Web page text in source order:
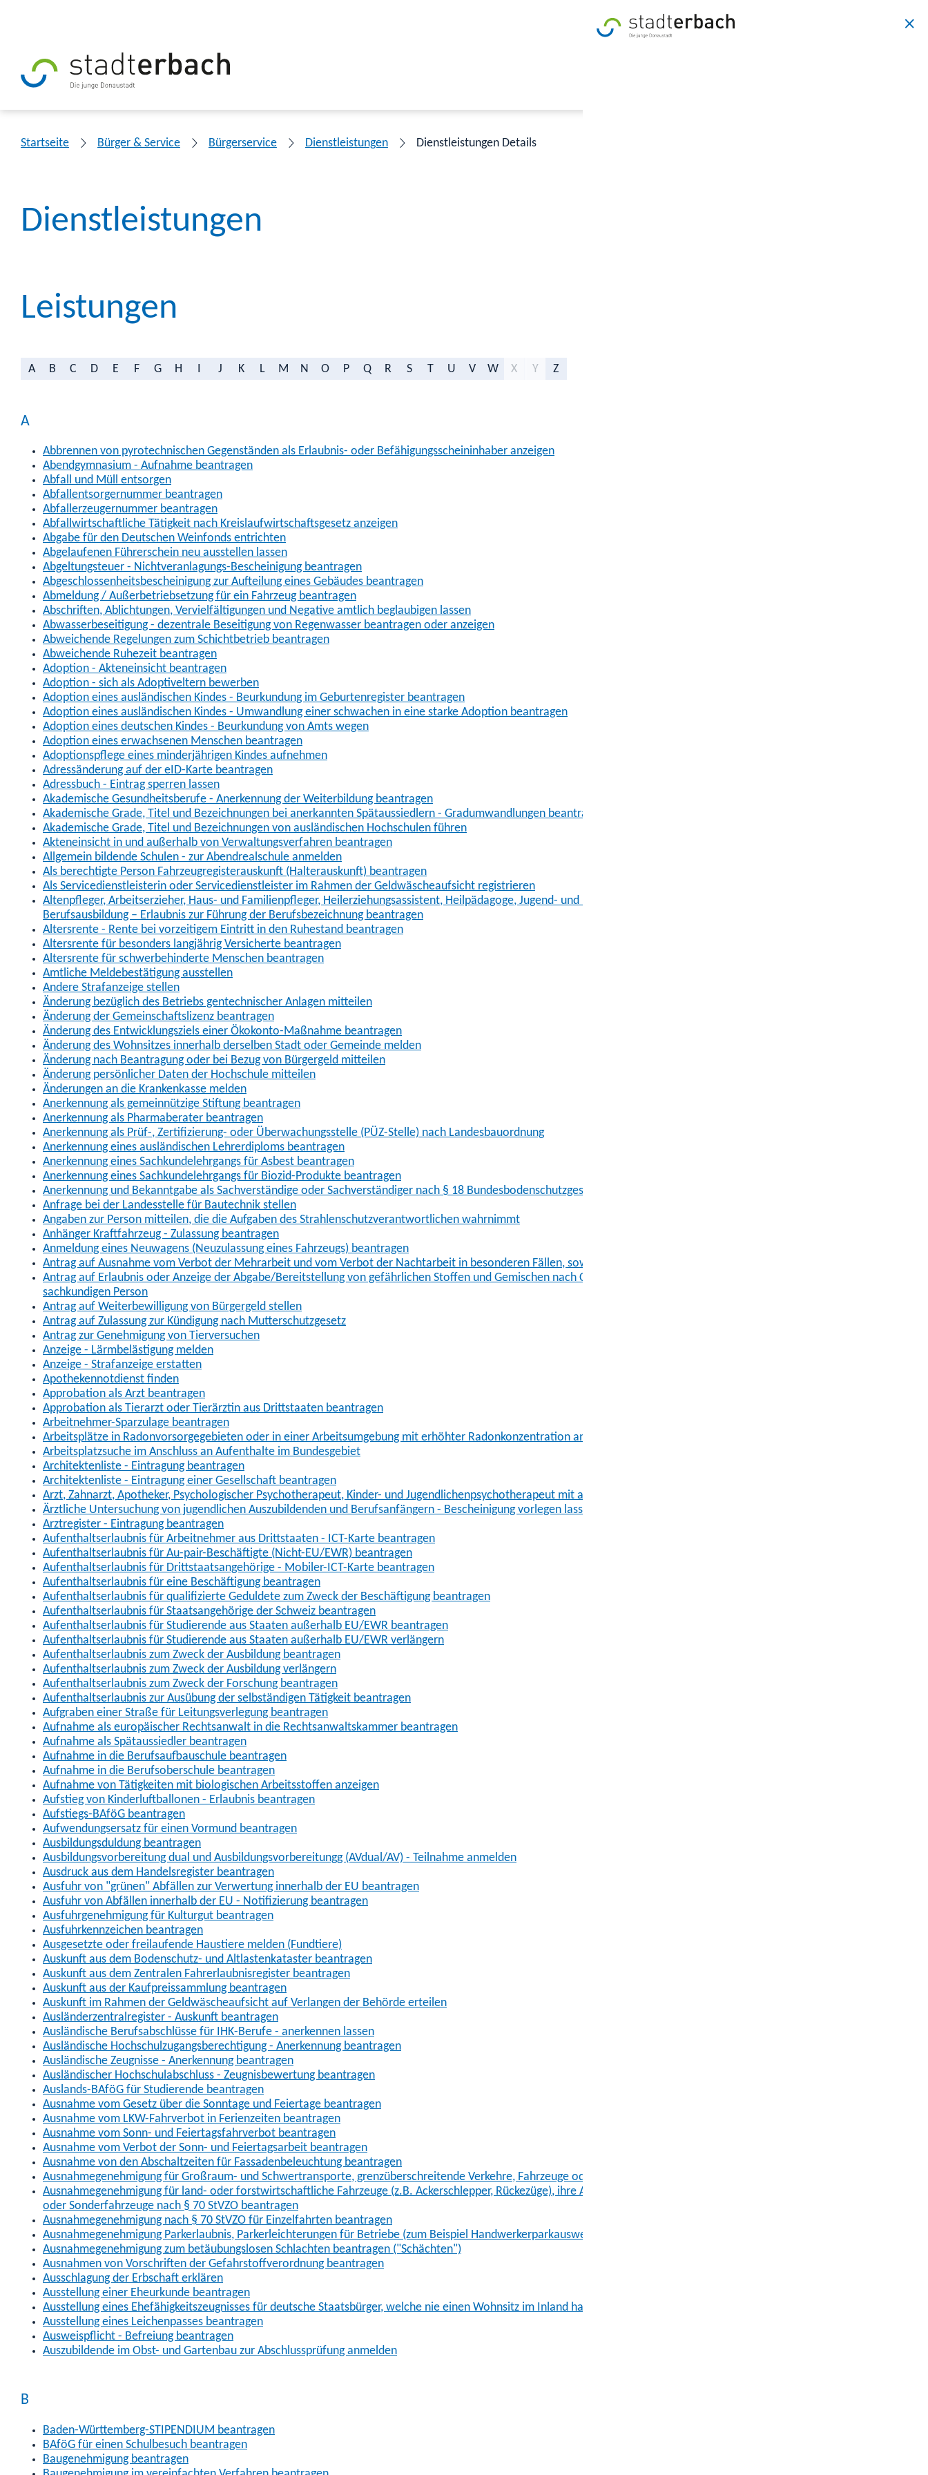
Startseite Bürger & Service Bürgerservice Dienstleistungen Dienstleistungen Details
Dienstleistungen
Leistungen
A B C D E F G H J K L M N O P Q R S T U V W X Y Z
A
Abbrennen von pyrotechnischen Gegenständen als Erlaubnis- oder Befähigungsscheininhaber anzeigen
Abendgymnasium - Aufnahme beantragen
Abfall und Müll entsorgen
Abfallentsorgernummer beantragen
Abfallerzeugernummer beantragen
Abfallwirtschaftliche Tätigkeit nach Kreislaufwirtschaftsgesetz anzeigen
Abgabe für den Deutschen Weinfonds entrichten
Abgelaufenen Führerschein neu ausstellen lassen
Abgeltungsteuer - Nichtveranlagungs-Bescheinigung beantragen
Abgeschlossenheitsbescheinigung zur Aufteilung eines Gebäudes beantragen
Abmeldung / Außerbetriebsetzung für ein Fahrzeug beantragen
Abschriften, Ablichtungen, Vervielfältigungen und Negative amtlich beglaubigen lassen
Abwasserbeseitigung - dezentrale Beseitigung von Regenwasser beantragen oder anzeigen
Abweichende Regelungen zum Schichtbetrieb beantragen
Abweichende Ruhezeit beantragen
Adoption - Akteneinsicht beantragen
Adoption - sich als Adoptiveltern bewerben
Adoption eines ausländischen Kindes - Beurkundung im Geburtenregister beantragen
Adoption eines ausländischen Kindes - Umwandlung einer schwachen in eine starke Adoption beantragen
Adoption eines deutschen Kindes - Beurkundung von Amts wegen
Adoption eines erwachsenen Menschen beantragen
Adoptionspflege eines minderjährigen Kindes aufnehmen
Adressänderung auf der eID-Karte beantragen
Adressbuch - Eintrag sperren lassen
Akademische Gesundheitsberufe - Anerkennung der Weiterbildung beantragen
Akademische Grade, Titel und Bezeichnungen bei anerkannten Spätaussiedlern - Gradumwandlungen beantragen
Akademische Grade, Titel und Bezeichnungen von ausländischen Hochschulen führen
Akteneinsicht in und außerhalb von Verwaltungsverfahren beantragen
Allgemein bildende Schulen - zur Abendrealschule anmelden
Als berechtigte Person Fahrzeugregisterauskunft (Halterauskunft) beantragen
Als Servicedienstleisterin oder Servicedienstleister im Rahmen der Geldwäscheaufsicht registrieren
Altenpfleger, Arbeitserzieher, Haus- und Familienpfleger, Heilerziehungsassistent, Heilpädagoge, Jugend- und Heimerzieher, Sozialarbeiter, Sozialpädagoge mit ausländischer
Berufsausbildung – Erlaubnis zur Führung der Berufsbezeichnung beantragen
Altersrente - Rente bei vorzeitigem Eintritt in den Ruhestand beantragen
Altersrente für besonders langjährig Versicherte beantragen
Altersrente für schwerbehinderte Menschen beantragen
Amtliche Meldebestätigung ausstellen
Andere Strafanzeige stellen
Änderung bezüglich des Betriebs gentechnischer Anlagen mitteilen
Änderung der Gemeinschaftslizenz beantragen
Änderung des Entwicklungsziels einer Ökokonto-Maßnahme beantragen
Änderung des Wohnsitzes innerhalb derselben Stadt oder Gemeinde melden
Änderung nach Beantragung oder bei Bezug von Bürgergeld mitteilen
Änderung persönlicher Daten der Hochschule mitteilen
Änderungen an die Krankenkasse melden
Anerkennung als gemeinnützige Stiftung beantragen
Anerkennung als Pharmaberater beantragen
Anerkennung als Prüf-, Zertifizierung- oder Überwachungsstelle (PÜZ-Stelle) nach Landesbauordnung
Anerkennung eines ausländischen Lehrerdiploms beantragen
Anerkennung eines Sachkundelehrgangs für Asbest beantragen
Anerkennung eines Sachkundelehrgangs für Biozid-Produkte beantragen
Anerkennung und Bekanntgabe als Sachverständige oder Sachverständiger nach § 18 Bundesbodenschutzgesetz
Anfrage bei der Landesstelle für Bautechnik stellen
Angaben zur Person mitteilen, die die Aufgaben des Strahlenschutzverantwortlichen wahrnimmt
Anhänger Kraftfahrzeug - Zulassung beantragen
Anmeldung eines Neuwagens (Neuzulassung eines Fahrzeugs) beantragen
Antrag auf Ausnahme vom Verbot der Mehrarbeit und vom Verbot der Nachtarbeit in besonderen Fällen, sowie der Art der Arbeit und dem Arbeitstempo
Antrag auf Erlaubnis oder Anzeige der Abgabe/Bereitstellung von gefährlichen Stoffen und Gemischen nach ChemVerbotsV sowie Änderungsanzeigen bei Wechsel der
sachkundigen Person
Antrag auf Weiterbewilligung von Bürgergeld stellen
Antrag auf Zulassung zur Kündigung nach Mutterschutzgesetz
Antrag zur Genehmigung von Tierversuchen
Anzeige - Lärmbelästigung melden
Anzeige - Strafanzeige erstatten
Apothekennotdienst finden
Approbation als Arzt beantragen
Approbation als Tierarzt oder Tierärztin aus Drittstaaten beantragen
Arbeitnehmer-Sparzulage beantragen
Arbeitsplätze in Radonvorsorgegebieten oder in einer Arbeitsumgebung mit erhöhter Radonkonzentration anmelden
Arbeitsplatzsuche im Anschluss an Aufenthalte im Bundesgebiet
Architektenliste - Eintragung beantragen
Architektenliste - Eintragung einer Gesellschaft beantragen
Arzt, Zahnarzt, Apotheker, Psychologischer Psychotherapeut, Kinder- und Jugendlichenpsychotherapeut mit ausländischer Berufsausbildung – Approbation beantragen
Ärztliche Untersuchung von jugendlichen Auszubildenden und Berufsanfängern - Bescheinigung vorlegen lassen
Arztregister - Eintragung beantragen
Aufenthaltserlaubnis für Arbeitnehmer aus Drittstaaten - ICT-Karte beantragen
Aufenthaltserlaubnis für Au-pair-Beschäftigte (Nicht-EU/EWR) beantragen
Aufenthaltserlaubnis für Drittstaatsangehörige - Mobiler-ICT-Karte beantragen
Aufenthaltserlaubnis für eine Beschäftigung beantragen
Aufenthaltserlaubnis für qualifizierte Geduldete zum Zweck der Beschäftigung beantragen
Aufenthaltserlaubnis für Staatsangehörige der Schweiz beantragen
Aufenthaltserlaubnis für Studierende aus Staaten außerhalb EU/EWR beantragen
Aufenthaltserlaubnis für Studierende aus Staaten außerhalb EU/EWR verlängern
Aufenthaltserlaubnis zum Zweck der Ausbildung beantragen
Aufenthaltserlaubnis zum Zweck der Ausbildung verlängern
Aufenthaltserlaubnis zum Zweck der Forschung beantragen
Aufenthaltserlaubnis zur Ausübung der selbständigen Tätigkeit beantragen
Aufgraben einer Straße für Leitungsverlegung beantragen
Aufnahme als europäischer Rechtsanwalt in die Rechtsanwaltskammer beantragen
Aufnahme als Spätaussiedler beantragen
Aufnahme in die Berufsaufbauschule beantragen
Aufnahme in die Berufsoberschule beantragen
Aufnahme von Tätigkeiten mit biologischen Arbeitsstoffen anzeigen
Aufstieg von Kinderluftballonen - Erlaubnis beantragen
Aufstiegs-BAföG beantragen
Aufwendungsersatz für einen Vormund beantragen
Ausbildungsduldung beantragen
Ausbildungsvorbereitung dual und Ausbildungsvorbereitungg (AVdual/AV) - Teilnahme anmelden
Ausdruck aus dem Handelsregister beantragen
Ausfuhr von "grünen" Abfällen zur Verwertung innerhalb der EU beantragen
Ausfuhr von Abfällen innerhalb der EU - Notifizierung beantragen
Ausfuhrgenehmigung für Kulturgut beantragen
Ausfuhrkennzeichen beantragen
Ausgesetzte oder freilaufende Haustiere melden (Fundtiere)
Auskunft aus dem Bodenschutz- und Altlastenkataster beantragen
Auskunft aus dem Zentralen Fahrerlaubnisregister beantragen
Auskunft aus der Kaufpreissammlung beantragen
Auskunft im Rahmen der Geldwäscheaufsicht auf Verlangen der Behörde erteilen
Ausländerzentralregister - Auskunft beantragen
Ausländische Berufsabschlüsse für IHK-Berufe - anerkennen lassen
Ausländische Hochschulzugangsberechtigung - Anerkennung beantragen
Ausländische Zeugnisse - Anerkennung beantragen
Ausländischer Hochschulabschluss - Zeugnisbewertung beantragen
Auslands-BAföG für Studierende beantragen
Ausnahme vom Gesetz über die Sonntage und Feiertage beantragen
Ausnahme vom LKW-Fahrverbot in Ferienzeiten beantragen
Ausnahme vom Sonn- und Feiertagsfahrverbot beantragen
Ausnahme vom Verbot der Sonn- und Feiertagsarbeit beantragen
Ausnahme von den Abschaltzeiten für Fassadenbeleuchtung beantragen
Ausnahmegenehmigung für Großraum- und Schwertransporte, grenzüberschreitende Verkehre, Fahrzeuge oder Fahrzeugkombinationen nach § 70 StVZO beantragen
Ausnahmegenehmigung für land- oder forstwirtschaftliche Fahrzeuge (z.B. Ackerschlepper, Rückezüge), ihre Anhänger, Arbeitsmaschinen (z.B. Gabelstapler, Mähdrescher)
oder Sonderfahrzeuge nach § 70 StVZO beantragen
Ausnahmegenehmigung nach § 70 StVZO für Einzelfahrten beantragen
Ausnahmegenehmigung Parkerlaubnis, Parkerleichterungen für Betriebe (zum Beispiel Handwerkerparkausweis)
Ausnahmegenehmigung zum betäubungslosen Schlachten beantragen ("Schächten")
Ausnahmen von Vorschriften der Gefahrstoffverordnung beantragen
Ausschlagung der Erbschaft erklären
Ausstellung einer Eheurkunde beantragen
Ausstellung eines Ehefähigkeitszeugnisses für deutsche Staatsbürger, welche nie einen Wohnsitz im Inland hatten
Ausstellung eines Leichenpasses beantragen
Ausweispflicht - Befreiung beantragen
Auszubildende im Obst- und Gartenbau zur Abschlussprüfung anmelden
B
Baden-Württemberg-STIPENDIUM beantragen
BAföG für einen Schulbesuch beantragen
Baugenehmigung beantragen